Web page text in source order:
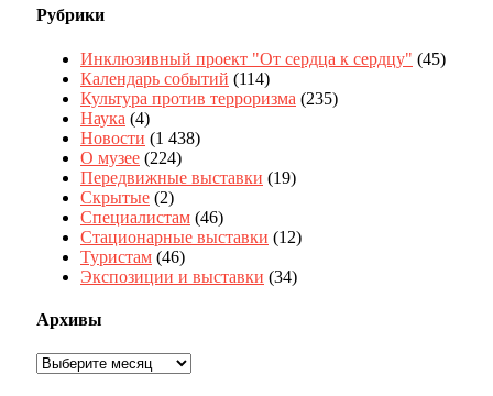
Рубрики
Инклюзивный проект "От сердца к сердцу" (45)
Календарь событий (114)
Культура против терроризма (235)
Наука (4)
Новости (1 438)
О музее (224)
Передвижные выставки (19)
Скрытые (2)
Специалистам (46)
Стационарные выставки (12)
Туристам (46)
Экспозиции и выставки (34)
Архивы
Архивы